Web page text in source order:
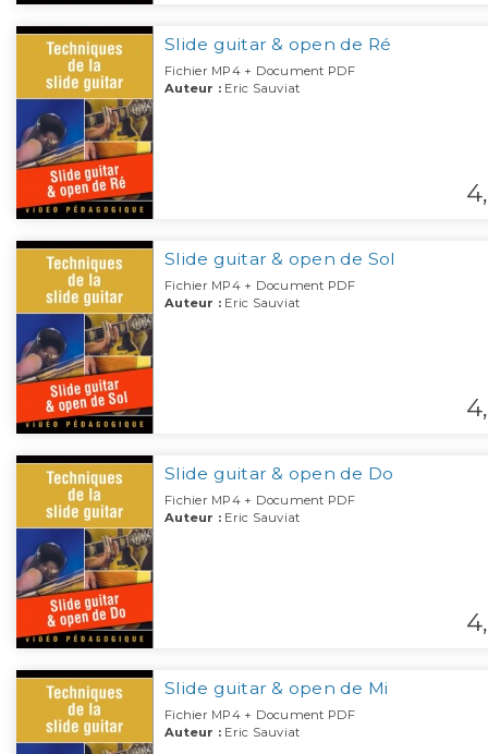
Slide guitar & open de Ré
Fichier MP4 + Document PDF
Auteur : Eric Sauviat
4,
Slide guitar & open de Sol
Fichier MP4 + Document PDF
Auteur : Eric Sauviat
4,
Slide guitar & open de Do
Fichier MP4 + Document PDF
Auteur : Eric Sauviat
4,
Slide guitar & open de Mi
Fichier MP4 + Document PDF
Auteur : Eric Sauviat